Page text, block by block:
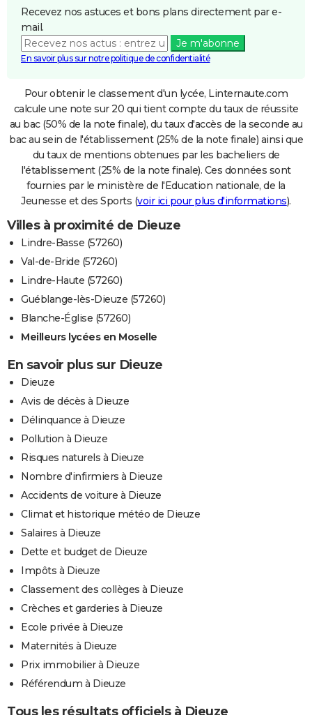
Recevez nos astuces et bons plans directement par e-
mail.
Je m'abonne
En savoir plus sur notre politique de confidentialité
Pour obtenir le classement d'un lycée, Linternaute.com
calcule une note sur 20 qui tient compte du taux de réussite
au bac (50% de la note finale), du taux d'accès de la seconde au
bac au sein de l'établissement (25% de la note finale) ainsi que
du taux de mentions obtenues par les bacheliers de
l'établissement (25% de la note finale). Ces données sont
fournies par le ministère de l'Education nationale, de la
Jeunesse et des Sports (voir ici pour plus d'informations).
Villes à proximité de Dieuze
Lindre-Basse (57260)
Val-de-Bride (57260)
Lindre-Haute (57260)
Guéblange-lès-Dieuze (57260)
Blanche-Église (57260)
Meilleurs lycées en Moselle
En savoir plus sur Dieuze
Dieuze
Avis de décès à Dieuze
Délinquance à Dieuze
Pollution à Dieuze
Risques naturels à Dieuze
Nombre d'infirmiers à Dieuze
Accidents de voiture à Dieuze
Climat et historique météo de Dieuze
Salaires à Dieuze
Dette et budget de Dieuze
Impôts à Dieuze
Classement des collèges à Dieuze
Crèches et garderies à Dieuze
Ecole privée à Dieuze
Maternités à Dieuze
Prix immobilier à Dieuze
Référendum à Dieuze
Tous les résultats officiels à Dieuze